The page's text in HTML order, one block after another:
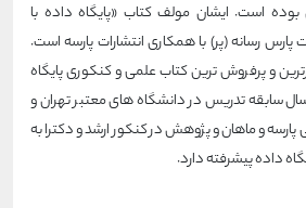
است. ایشان مولف کتاب «پایگاه داده با
پارس رسانه (پر) با همکاری انتشارات پارسه است.
و پرفروش ترین کتاب علمی و کنکوری پایگاه
است. وی بیش از 22 سال سابقه تدریس در دانشگاه های معتبر تهران و
و ماهان و پژوهش در کنکور ارشد و دکترا به
داده پیشرفته دارد.